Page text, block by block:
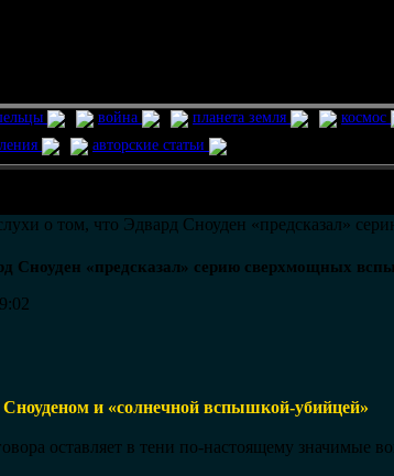
война планета земля космос
авторские статьи
о том, что Эдвард Сноуден «предсказал»
Сноуден «предсказал» серию сверхмощных
и «солнечной вспышкой-убийцей»
оставляет в тени по-настоящему значимые